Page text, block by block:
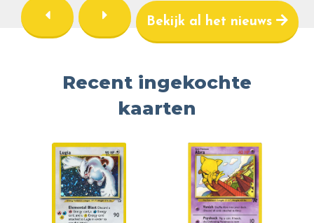
Bekijk al het nieuws
Recent ingekochte
kaarten